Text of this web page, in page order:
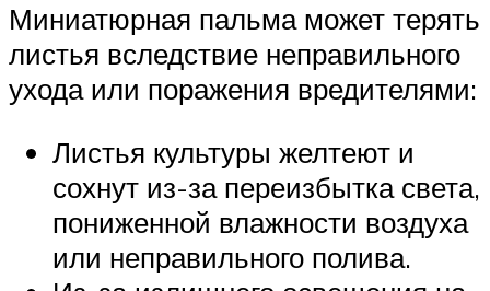
Миниатюрная пальма может терять
листья вследствие неправильного
ухода или поражения вредителями:
Листья культуры желтеют и
сохнут из-за переизбытка света,
пониженной влажности воздуха
или неправильного полива.